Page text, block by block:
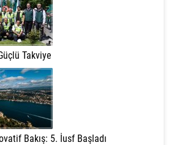
Takviye
Bakış: 5. İusf Başladı